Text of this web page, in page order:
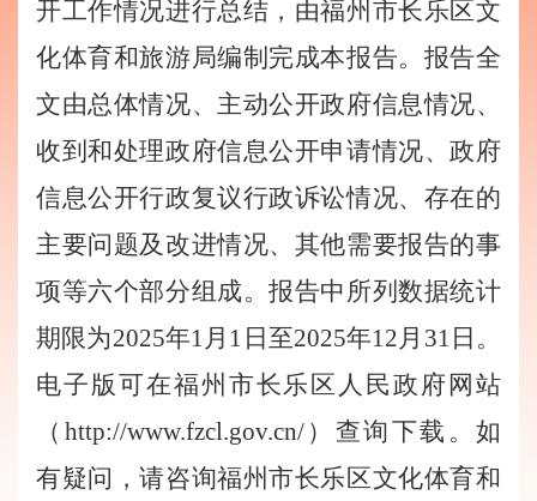
开工作情况进行总结，由福州市长乐区文
化体育和旅游局编制完成本报告。报告全
文由总体情况、 主动公开政府信息情况、
收到和处理政府信息公开申请情况、政府
信息公开行政复议行政诉讼情况、 存在的
主要问题及改进情况、 其他需要报告的事
项等六个部分组成。报告中所列数据统计
期限为2025年1月1日至2025年12月31日。
电子版可在福州市长乐区人民政府网站
（http://www.fzcl.gov.cn/）查询下载。如
有疑问，请咨询福州市长乐区文化体育和